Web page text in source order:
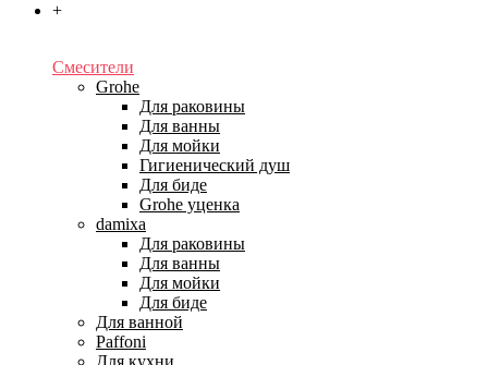
+
Смесители
Grohe
Для раковины
Для ванны
Для мойки
Гигиенический душ
Для биде
Grohe уценка
damixa
Для раковины
Для ванны
Для мойки
Для биде
Для ванной
Paffoni
Для кухни